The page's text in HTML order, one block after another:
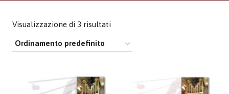
Visualizzazione di 3 risultati